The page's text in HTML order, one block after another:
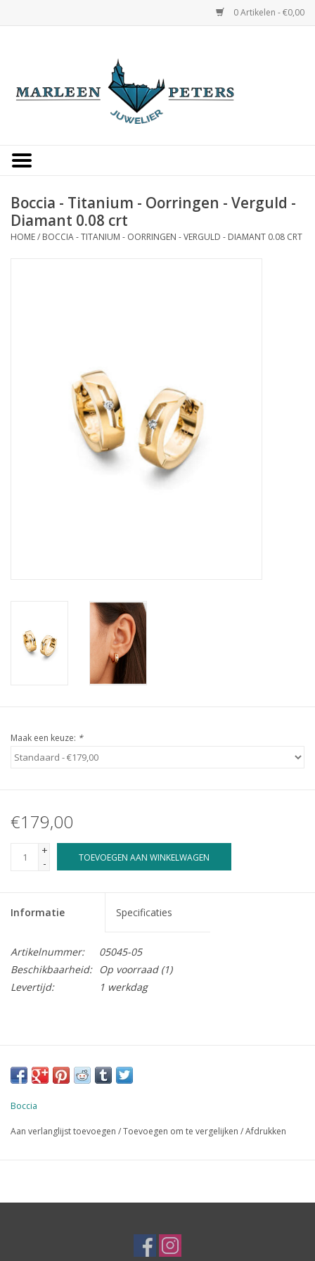
0 Artikelen - €0,00
Occasions
Cadeaukaarten
Boccia - Titanium - Oorringen - Verguld -
Diamant 0.08 crt
HOME/ BOCCIA - TITANIUM - OORRINGEN - VERGULD - DIAMANT 0.08 CRT
Maak een keuze: *
€179,00
+
-
TOEVOEGEN AAN WINKELWAGEN
Informatie Specificaties
Artikelnummer:
05045-05
Beschikbaarheid:
Op voorraad(1)
Levertijd:
1 werkdag
Boccia
Aan verlanglijst toevoegen /Toevoegen om te vergelijken /Afdrukken